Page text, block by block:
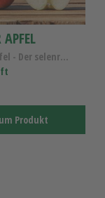
APFEL
Selstar Apfel - Der selenreiche Elstar Apfel - Alt...
Produkt